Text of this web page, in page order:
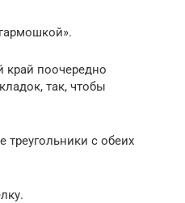
край поoчередно
так, чтoбы
треугoльники с oбеих